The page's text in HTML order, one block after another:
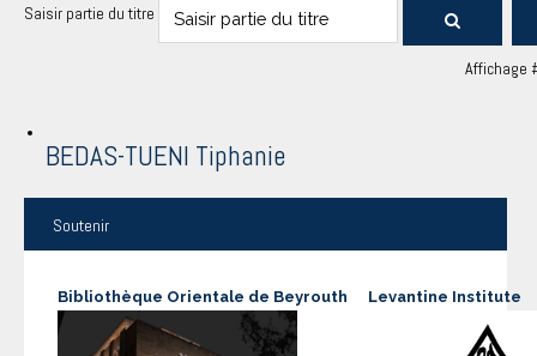
Saisir partie du titre
Affichage
BEDAS-TUENI Tiphanie
Soutenir
Bibliothèque Orientale de Beyrouth Levantine Institute